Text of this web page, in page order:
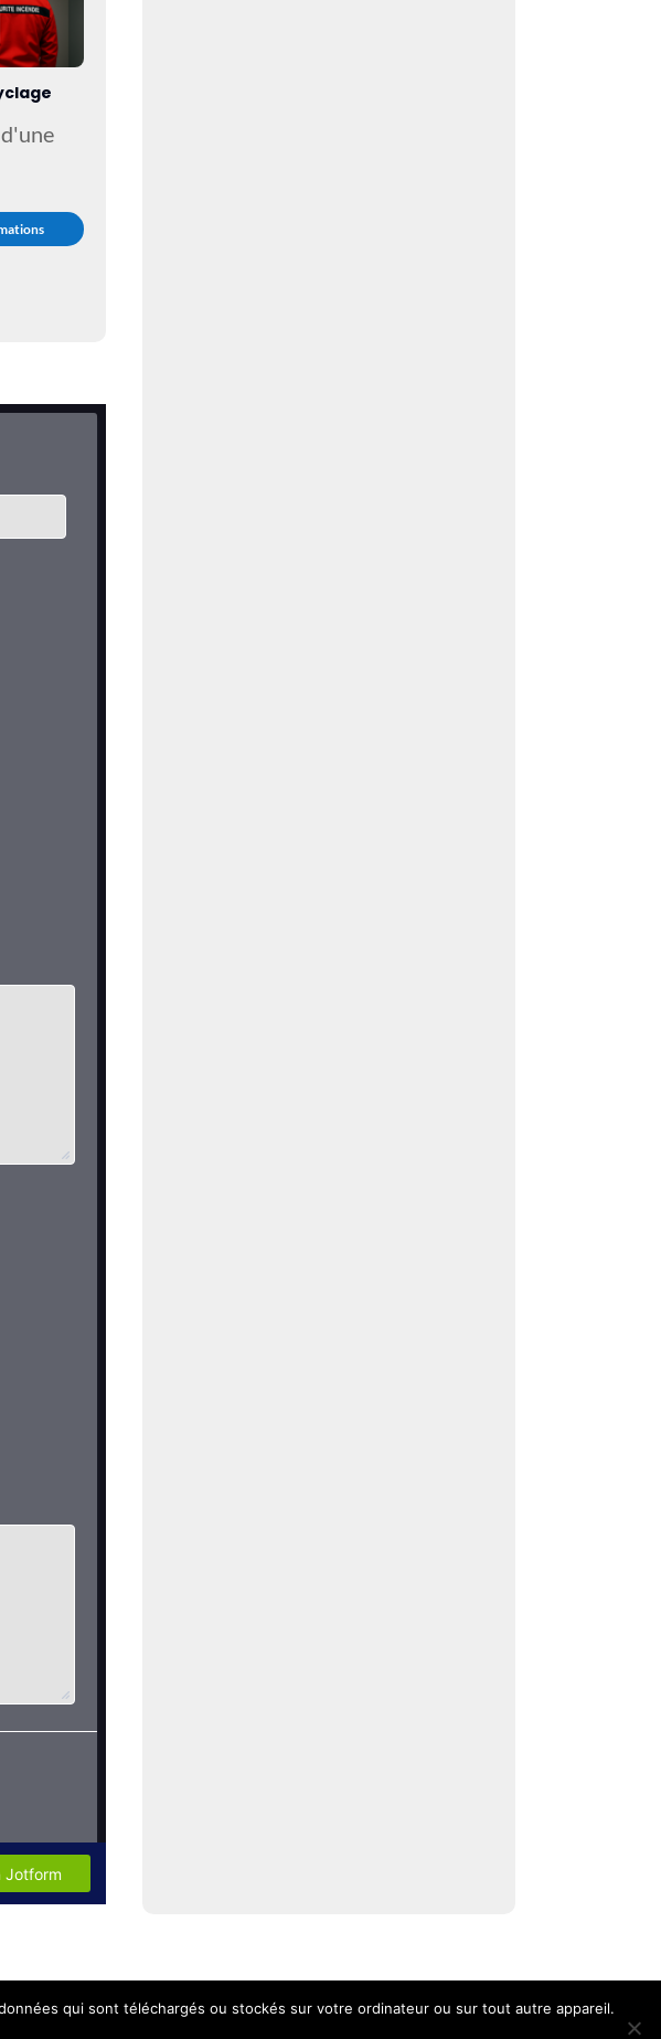
qui sont téléchargés ou stockés sur votre ordinateur ou sur tout autre appareil.